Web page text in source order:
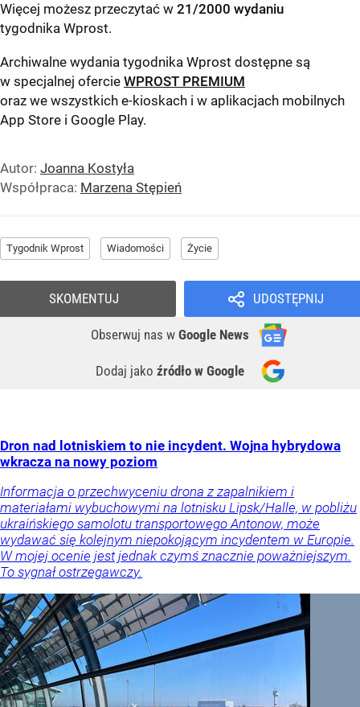
Więcej możesz przeczytać w 21/2000 wydaniu
tygodnika Wprost.
Archiwalne wydania tygodnika Wprost dostępne są
w specjalnej ofercie WPROST PREMIUM
oraz we wszystkich e-kioskach i w aplikacjach mobilnych
App Store i Google Play.
Autor: Joanna Kostyła
Współpraca: Marzena Stępień
Tygodnik Wprost Wiadomości Życie
UDOSTĘPNIJ
Obserwuj nas w Google News
Dodaj jako źródło w Google
SKOMENTUJ
Dron nad lotniskiem to nie incydent. Wojna hybrydowa
wkracza na nowy poziom
Informacja o przechwyceniu drona z zapalnikiem i
materiałami wybuchowymi na lotnisku Lipsk/Halle, w pobliżu
ukraińskiego samolotu transportowego Antonow, może
wydawać się kolejnym niepokojącym incydentem w Europie.
W mojej ocenie jest jednak czymś znacznie poważniejszym.
To sygnał ostrzegawczy.